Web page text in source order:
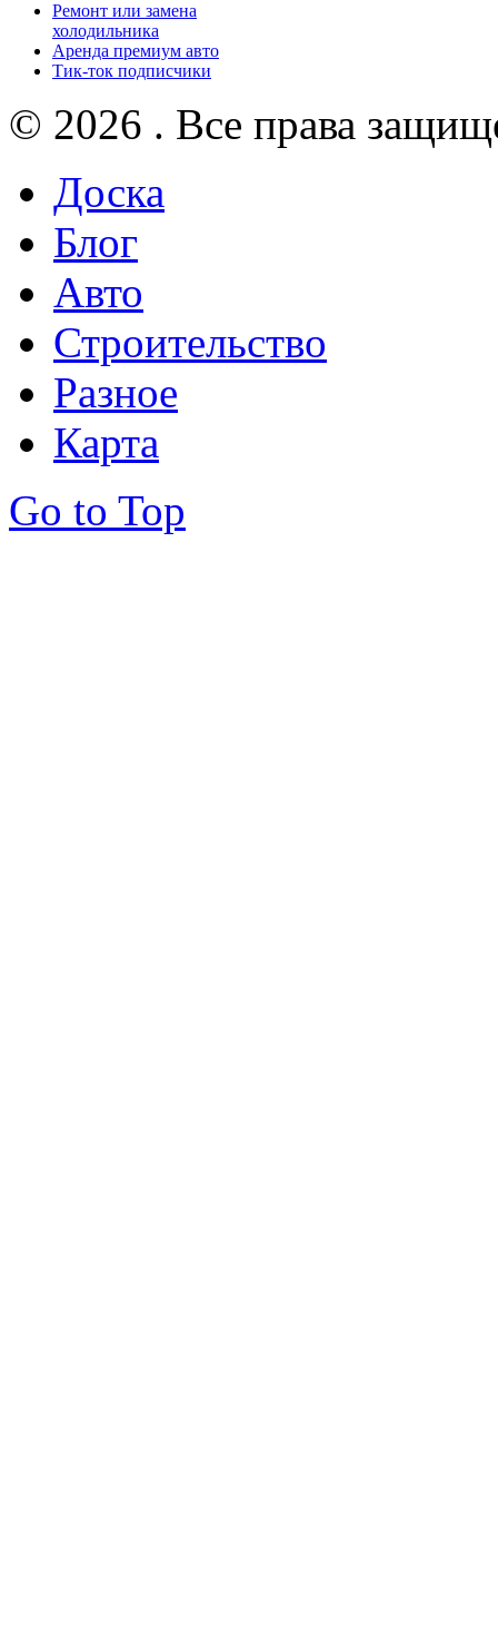
Ремонт или замена
холодильника
Аренда премиум авто
Тик-ток подписчики
© 2026 . Все права
Доска
Блог
Авто
Строительство
Разное
Карта
Go to Top